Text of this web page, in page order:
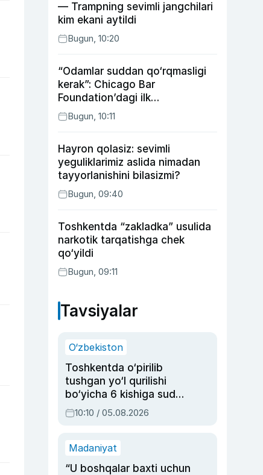
— Trampning sevimli jangchilari
kim ekani aytildi
Bugun, 10:20
“Odamlar suddan qo‘rqmasligi
kerak”: Chicago Bar
Foundation’dagi ilk
o‘zbekistonlik Go‘zal
Abduaxatova
Bugun, 10:11
Hayron qolasiz: sevimli
yeguliklarimiz aslida nimadan
tayyorlanishini bilasizmi?
Bugun, 09:40
Toshkentda “zakladka” usulida
narkotik tarqatishga chek
qo‘yildi
Bugun, 09:11
Tavsiyalar
O‘zbekiston
Toshkentda o‘pirilib
tushgan yo‘l qurilishi
bo‘yicha 6 kishiga sud
hukmi o‘qildi
10:10 / 05.08.2026
Madaniyat
“U boshqalar baxti uchun